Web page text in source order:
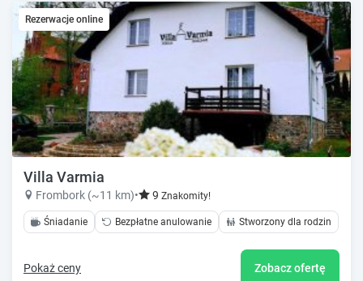
Rezerwacje online
Villa Varmia
Frombork (~11 km)• 9 Znakomity!
Śniadanie Bezpłatne anulowanie Stworzony dla rodzin
Pokaż ceny Zobacz ofertę